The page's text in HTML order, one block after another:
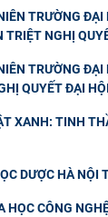
TRƯỜNG ĐẠI
TRIỆT NGHỊ
TRƯỜNG ĐẠI
QUYẾT ĐẠI
XANH: TINH
DƯỢC HÀ NỘI
HỌC CÔNG